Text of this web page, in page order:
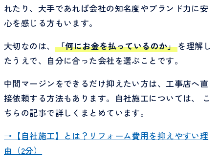
れたり、大手であれば会社の知名度やブランド力に安
心を感じる方もいます。
大切なのは、
「何にお金を払っているのか」 を理解し
たうえで、自分に合った会社を選ぶことです。
中間マージンをできるだけ抑えたい方は、工事店へ直
接依頼する方法もあります。自社施工については、 こ
ちらの記事で詳しくまとめています。
→【自社施工】とは？リフォーム費用を抑えやすい理
由（2分）